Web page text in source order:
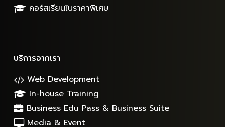
คอร์สเรียนในราคาพิเศษ
บริการจากเรา
Web Development
In-house Training
Business Edu Pass & Business Suite
Media & Event